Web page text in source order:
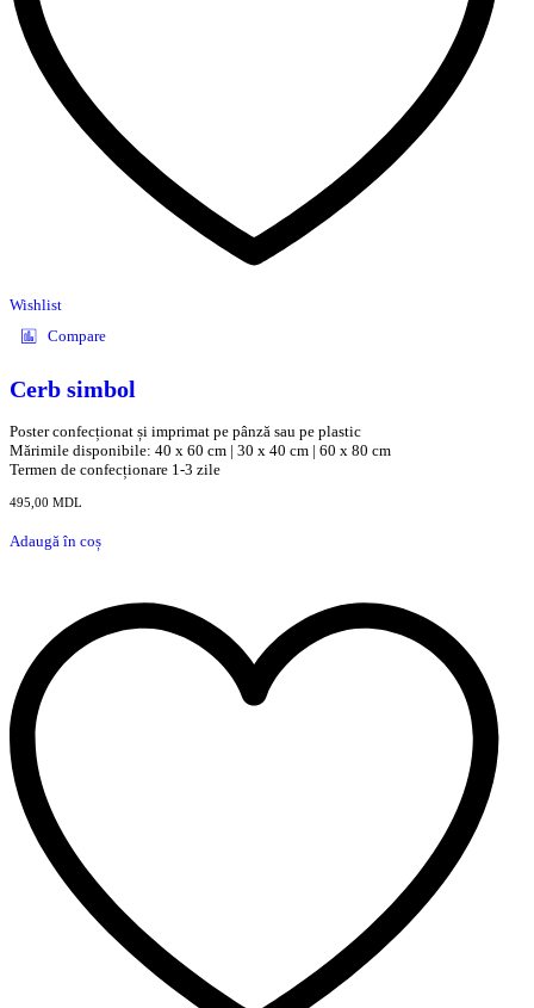
Wishlist
Compare
Cerb simbol
Poster confecționat și imprimat pe pânză sau pe plastic
Mărimile disponibile: 40 x 60 cm | 30 x 40 cm | 60 x 80 cm
Termen de confecționare 1-3 zile
495,00 MDL
Adaugă în coș